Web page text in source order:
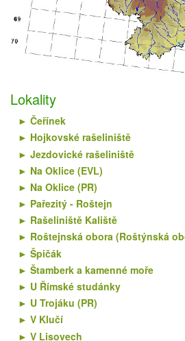
Lokality
Čeřínek
Hojkovské rašeliniště
Jezdovické rašeliniště
Na Oklice (EVL)
Na Oklice (PR)
Pařezitý - Roštejn
Rašeliniště Kaliště
Roštejnská obora (Roštýnská
Špičák
Štamberk a kamenné moře
U Římské studánky
U Trojáku (PR)
V Klučí
V Lisovech